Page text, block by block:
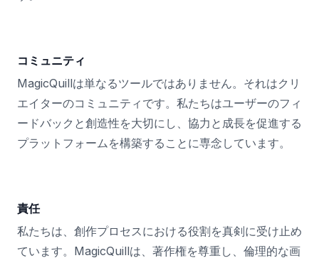
コミュニティ
MagicQuillは単なるツールではありません。それはクリ
エイターのコミュニティです。私たちはユーザーのフィ
ードバックと創造性を大切にし、協力と成長を促進する
プラットフォームを構築することに専念しています。
責任
私たちは、創作プロセスにおける役割を真剣に受け止め
ています。MagicQuillは、著作権を尊重し、倫理的な画